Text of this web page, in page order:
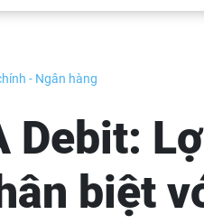
- Ngân hàng
Debit:
biệt